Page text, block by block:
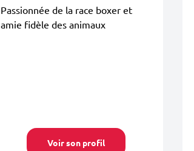
Passionnée de la race boxer et
amie fidèle des animaux
Voir son profil